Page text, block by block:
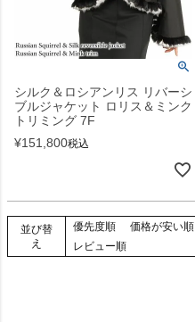
シルク＆ロシアンリス リバーシ
ブルジャケット ロリス＆ミンク
トリミング 7F
¥151,800税込
並び替
え
優先度順 価格が安い順
レビュー順